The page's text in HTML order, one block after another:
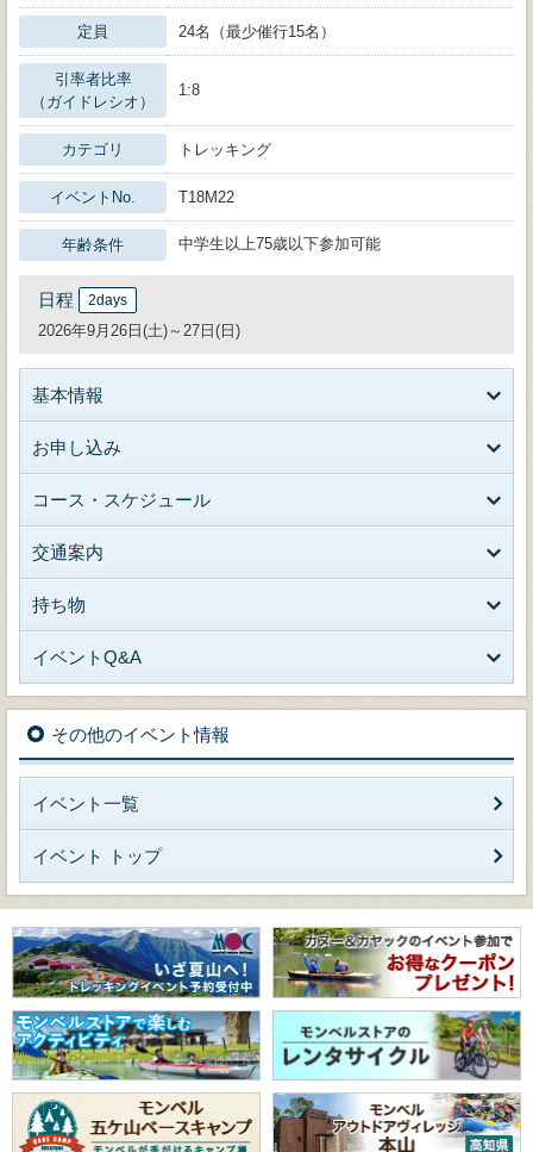
定員 24名（最少催行15名）
引率者比率
（ガイドレシオ）
1:8
カテゴリ トレッキング
イベントNo. T18M22
年齢条件 中学生以上75歳以下参加可能
日程 2days
2026年9月26日(土)～27日(日)
基本情報
お申し込み
コース・スケジュール
交通案内
持ち物
イベントQ&A
その他のイベント情報
イベント一覧
イベント トップ